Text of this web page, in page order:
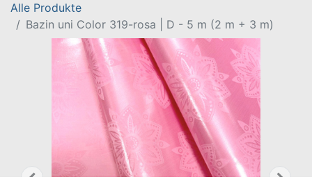
Alle Produkte
Bazin uni Color 319-rosa | D - 5 m (2 m + 3 m)